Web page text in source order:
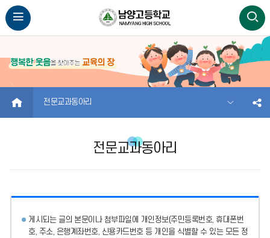
HOME 전문교과동아리
전문교과동아리
게시되는 글의 본문이나 첨부파일에
개인정보(주민등록번호, 휴대폰번
호, 주소, 은행계좌번호, 신용카드번호 등 개인을 식별할 수 있는 모든 정